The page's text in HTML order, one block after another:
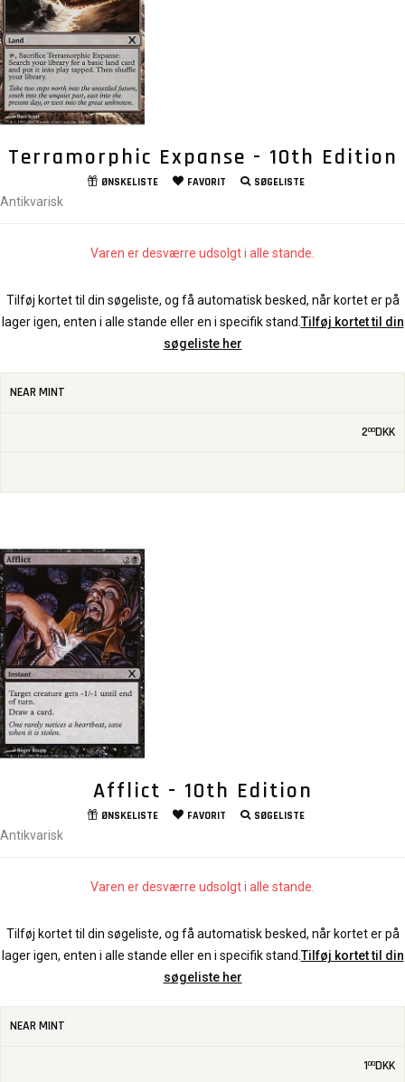
Terramorphic Expanse - 10th Edition
ØNSKELISTE FAVORIT SØGELISTE
Antikvarisk
Varen er desværre udsolgt i alle stande.
Tilføj kortet til din søgeliste, og få automatisk besked, når kortet er på
lager igen, enten i alle stande eller en i specifik stand.Tilføj kortet til din
søgeliste her
NEAR MINT
200DKK
Afflict - 10th Edition
ØNSKELISTE FAVORIT SØGELISTE
Antikvarisk
Varen er desværre udsolgt i alle stande.
Tilføj kortet til din søgeliste, og få automatisk besked, når kortet er på
lager igen, enten i alle stande eller en i specifik stand.Tilføj kortet til din
søgeliste her
NEAR MINT
100DKK